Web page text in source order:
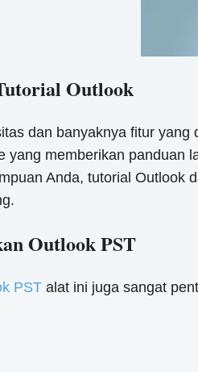
Outlook
dan banyaknya fitur
yang memberikan panduan
Anda, tutorial Outlook
Outlook PST
PSTalat ini juga sangat